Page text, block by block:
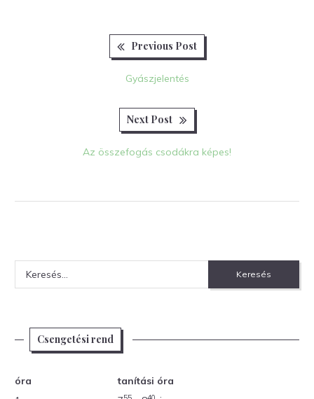
Previous Post
Gyászjelentés
Next Post
Az összefogás csodákra képes!
Keresés:
Csengetési rend
óra
tanítási óra